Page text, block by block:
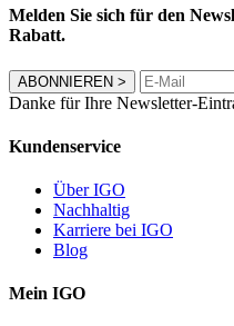
Melden Sie sich für den
Rabatt.
ABONNIEREN >
Danke für Ihre Newsletter-
Kundenservice
Über IGO
Nachhaltig
Karriere bei IGO
Blog
Mein IGO